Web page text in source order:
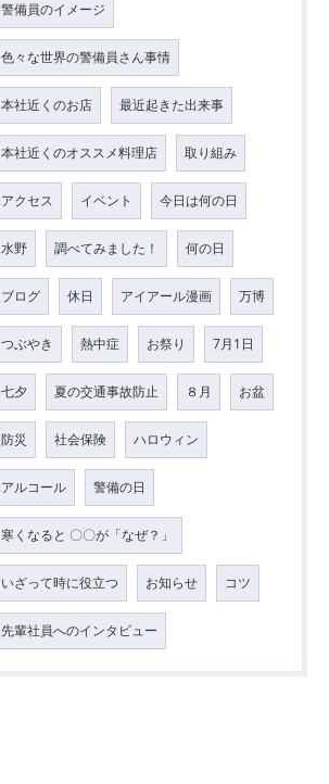
警備員のイメージ
色々な世界の警備員さん事情
本社近くのお店 最近起きた出来事
本社近くのオススメ料理店 取り組み
アクセス イベント 今日は何の日
水野 調べてみました！ 何の日
ブログ 休日 アイアール漫画 万博
つぶやき 熱中症 お祭り 7月1日
七夕 夏の交通事故防止 ８月 お盆
防災 社会保険 ハロウィン
アルコール 警備の日
寒くなると 〇〇が「なぜ？」
いざって時に役立つ お知らせ コツ
先輩社員へのインタビュー